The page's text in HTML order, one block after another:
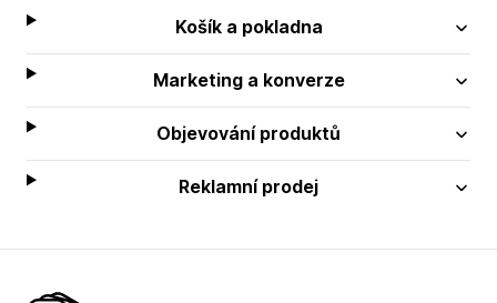
Košík a pokladna
Marketing a konverze
Objevování produktů
Reklamní prodej